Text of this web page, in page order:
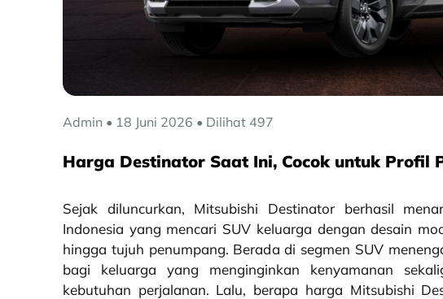
Admin • 18 Juni 2026 • Dilihat 497
Harga Destinator Saat Ini, Cocok untuk Profil
Sejak diluncurkan, Mitsubishi Destinator berhasil
Indonesia yang mencari SUV keluarga dengan desain
hingga tujuh penumpang. Berada di segmen SUV
bagi keluarga yang menginginkan kenyamanan
kebutuhan perjalanan. Lalu, berapa harga Mitsubishi